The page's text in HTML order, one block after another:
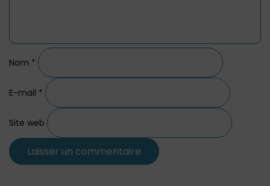
Nom *
E-mail *
Site web